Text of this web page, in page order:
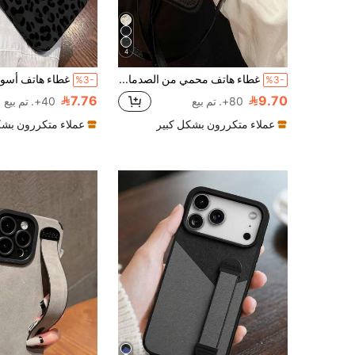
4
%3- غطاء هاتف محمي من الصدمات بسير معصم وحامل بطاقات بنمط معين ، متوافق مع هواتف 16/16 Pro/16 Plus/16 Pro Max و 15 Pro Max، 13/14/P11/P12/XS/XR/7/8، A50/A12/A32/A52/A72/A51/A21S/A13/A14/S22 Ultra/S23، Redmi 11/12 Pro/12/12X/Note 11/9A/9C، POCO X3 NFC، Redmi 10/9/Note 9/12C/Note 11 Pro، Redmi 10C/Note 8 Pro، مقاوم للصدمات ومضاد للماء ومقاوم للخدش، الإصدار الدولي، وليس الإصدار المحلي، هدية عيد الميلاد
9.70 80+. تم بيع
عملاء متكررون بشكل كبير
%3-
7.76 40+. تم بيع
عملاء متكررون